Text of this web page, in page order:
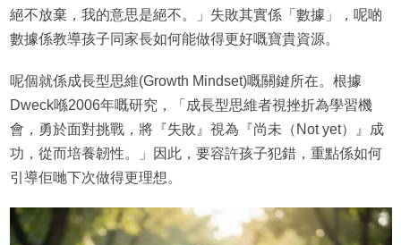
絕不放棄，我的意思是絕不。」失敗其實係「數據」，呢啲
數據係教導孩子同家長如何能做得更好嘅寶貴資源。
呢個就係成長型思維(Growth Mindset)嘅關鍵所在。根據
Dweck喺2006年嘅研究，「成長型思維者視挫折為學習機
會，勇於面對挑戰，將『失敗』視為『尚未（Not yet）』成
功，從而培養韌性。」因此，要容許孩子犯錯，重點係如何
引導佢哋下次做得更理想。